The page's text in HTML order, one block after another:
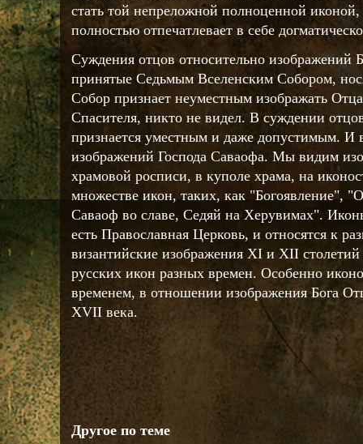
стать той непреложной полноценной иконой,
полностью отпечатлевает в себе
Суждения отцов относительно изображений
принятые Седьмым Вселенским Собором,
Собор признает неуместным изображать
Спасителя, никто не видел. В суждении
признается уместным и даже допустимым. И
изображений Господа Саваофа. Мы видим
храмовой росписи, в куполе храма, на
множестве икон, таких, как "Богоявление",
Саваоф во славе, Седяй на Херувимах".
есть Православная Церковь, и относятся к
византийские изображения XI и XII
русских икон разных времен. Особенно
временем, в отношении изображения Бога
XVII века.
Другое по теме